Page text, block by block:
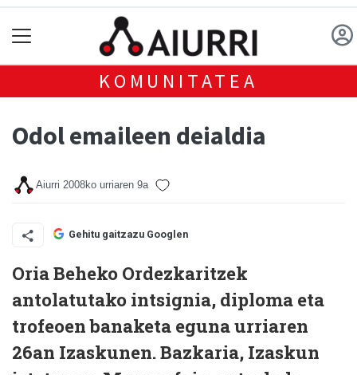
KOMUNITATEA
Odol emaileen deialdia
Aiurri 2008ko urriaren 9a
Gehitu gaitzazu Googlen
Oria Beheko Ordezkaritzek
antolatutako intsignia, diploma eta
trofeoen banaketa eguna urriaren
26an Izaskunen. Bazkaria, Izaskun